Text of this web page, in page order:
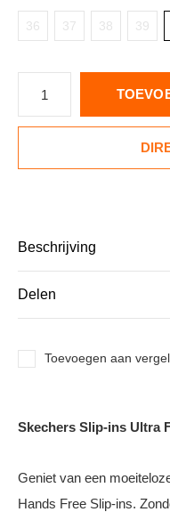
36 37 38 39
Beschrijving
Delen
Toevoegen aan
Skechers Slip-ins Ultra
Geniet van een
Hands Free Slip-ins.